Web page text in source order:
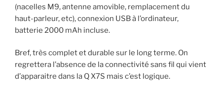
(nacelles M9, antenne amovible, remplacement du
haut-parleur, etc), connexion USB à l’ordinateur,
batterie 2000 mAh incluse.
Bref, très complet et durable sur le long terme. On
regrettera l’absence de la connectivité sans fil qui vient
d’apparaitre dans la Q X7S mais c’est logique.